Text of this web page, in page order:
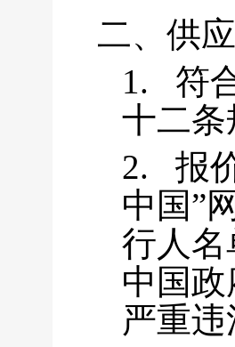
二、供
1.
符
十二
2.
报
中国”
行人
中国政
严重